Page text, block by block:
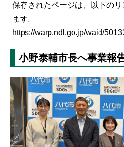
保存されたページは、以下の
ます。
https://warp.ndl.go.jp/waid/
小野泰輔市長へ事業報